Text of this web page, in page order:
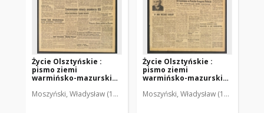
Życie Olsztyńskie :
pismo ziemi
warmińsko-mazurskiej,
Moszyński, Władysław (1922-2001). Red. Mroczkowski, Włodzimierz
Życie Olsztyńskie :
pismo ziemi
warmińsko-mazurskiej,
Moszyński, Władysław (1922-2001).